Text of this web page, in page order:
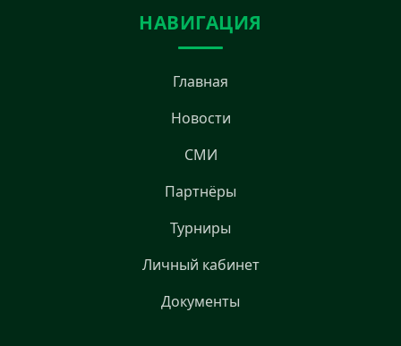
НАВИГАЦИЯ
Главная
Новости
СМИ
Партнёры
Турниры
Личный кабинет
Документы